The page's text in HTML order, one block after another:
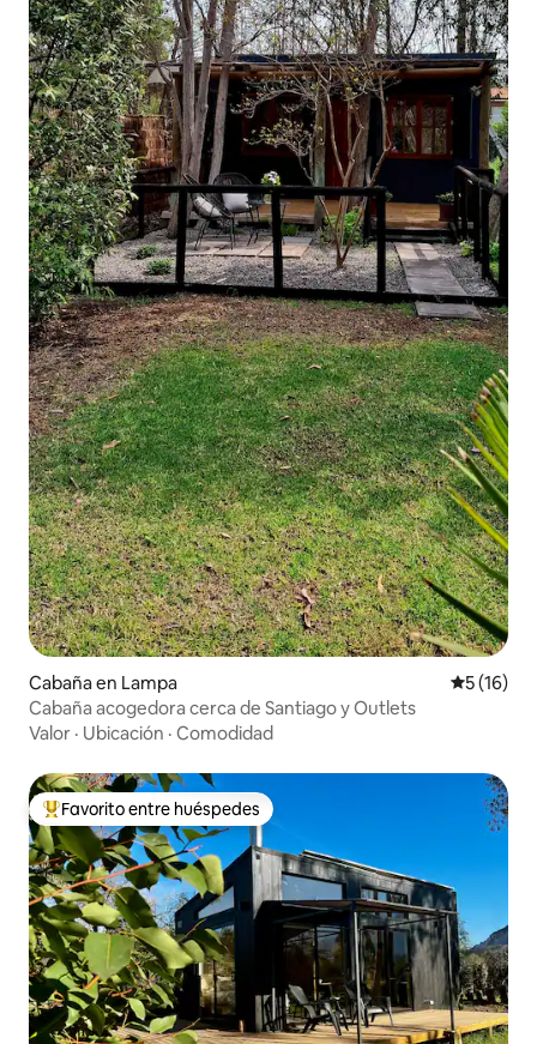
Cabaña en Lampa
5 (16)
Cabaña acogedora cerca de Santiago y Outlets
Valor · Ubicación · Comodidad
De los mejores en Favorito entre huéspedes
Favorito entre huéspedes